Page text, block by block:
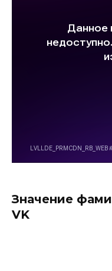
Значение
VK